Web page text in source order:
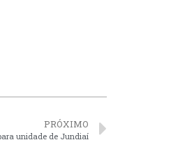
PRÓXIMO
unidade de Jundiaí